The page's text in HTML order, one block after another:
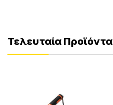
Τελευταία Προϊόντα